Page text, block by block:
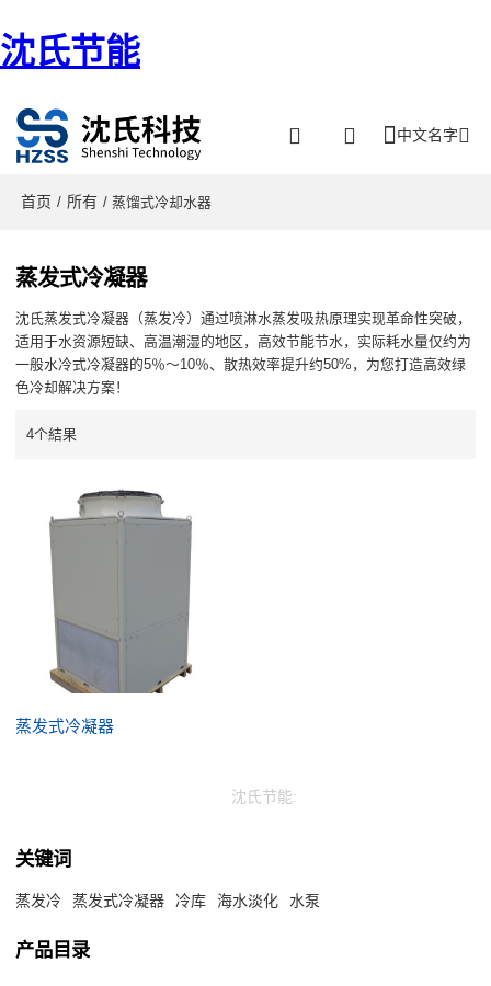
沈氏节能
中文名字
首页 / 所有 / 蒸馏式冷却水器
蒸发式冷凝器
沈氏蒸发式冷凝器（蒸发冷）通过喷淋水蒸发吸热原理实现革命性突破，
适用于水资源短缺、高温潮湿的地区，高效节能节水，实际耗水量仅约为
一般水冷式冷凝器的5％～10％、散热效率提升约50%，为您打造高效绿
色冷却解决方案！
4个結果
蒸发式冷凝器
沈氏节能:
关键词
蒸发冷 蒸发式冷凝器 冷库 海水淡化 水泵
产品目录